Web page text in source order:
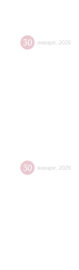
30 января 2026
30 января 2026